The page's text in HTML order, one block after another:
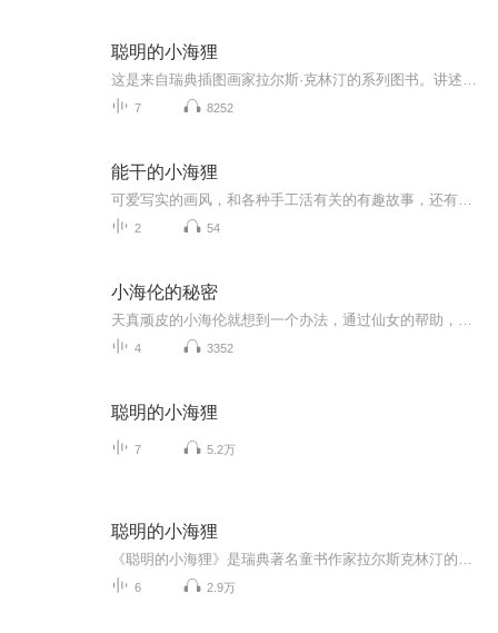
聪明的小海狸
7 8252
能干的小海狸
2 54
小海伦的秘密
4 3352
聪明的小海狸
7 5.2万
聪明的小海狸
6 2.9万